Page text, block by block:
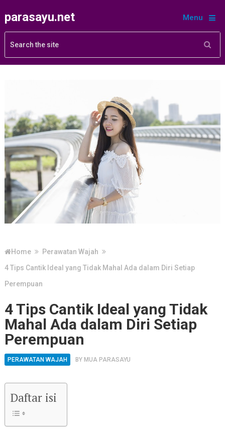
parasayu.net Menu
Home
Perawatan Wajah
4 Tips Cantik Ideal yang Tidak Mahal Ada dalam Diri Setiap
Perempuan
4 Tips Cantik Ideal yang Tidak
Mahal Ada dalam Diri Setiap
Perempuan
PERAWATAN WAJAH BY MUA PARASAYU
Daftar isi